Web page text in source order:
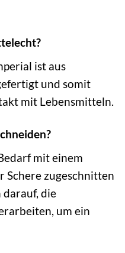
ist aus
und somit
mit Lebensmitteln.
mit einem
Schere zugeschnitten
darauf, die
um ein